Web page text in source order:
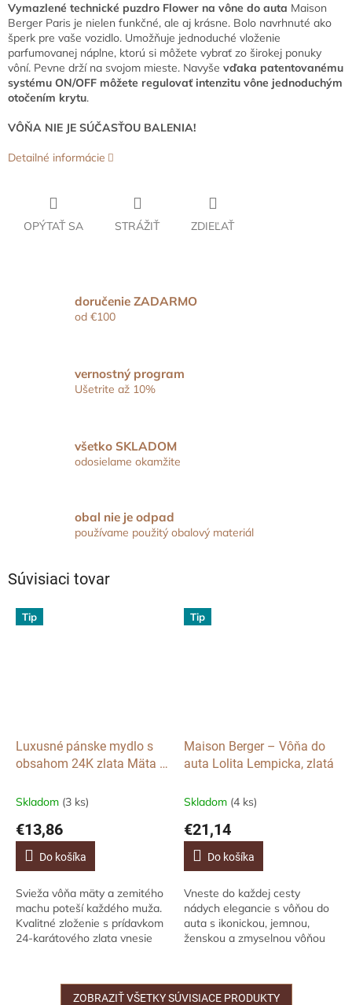
Vymazlené technické puzdro Flower na vône do auta Maison
Berger Paris je nielen funkčné, ale aj krásne. Bolo navrhnuté ako
šperk pre vaše vozidlo. Umožňuje jednoduché vloženie
parfumovanej náplne, ktorú si môžete vybrať zo širokej ponuky
vôní. Pevne drží na svojom mieste. Navyše vďaka patentovanému
systému ON/OFF môžete regulovať intenzitu vône jednoduchým
otočením krytu.
VÔŇA NIE JE SÚČASŤOU BALENIA!
Detailné informácie
OPÝTAŤ SA STRÁŽIŤ ZDIEĽAŤ
doručenie ZADARMO
od €100
vernostný program
Ušetrite až 10%
všetko SKLADOM
odosielame okamžite
obal nie je odpad
používame použitý obalový materiál
Súvisiaci tovar
Tip
Luxusné pánske mydlo s
obsahom 24K zlata Mäta a
Skladom (3 ks)
€13,86
Do košíka
Svieža vôňa mäty a zemitého
machu poteší každého muža.
Kvalitné zloženie s prídavkom
24-karátového zlata vnesie
Tip
Maison Berger – Vôňa do
auta Lolita Lempicka, zlatá
Skladom (4 ks)
€21,14
Do košíka
Vneste do každej cesty
nádych elegancie s vôňou do
auta s ikonickou, jemnou,
ženskou a zmyselnou vôňou
Bude vám spríjemňovať...
ZOBRAZIŤ VŠETKY SÚVISIACE PRODUKTY